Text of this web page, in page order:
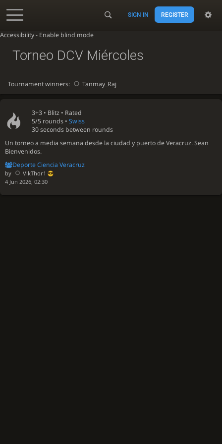
Accessibility - Enable blind mode
SIGN IN REGISTER
3+3 • Blitz • Rated
5/5 rounds •Swiss
30 seconds between rounds
Un torneo a media semana desde la ciudad y puerto de Veracruz. Sean
Bienvenidos.
Deporte Ciencia Veracruz
by
VikThor1
4 Jun 2026, 02:30
Torneo DCV Miércoles
Tournament winners: Tanmay_Raj